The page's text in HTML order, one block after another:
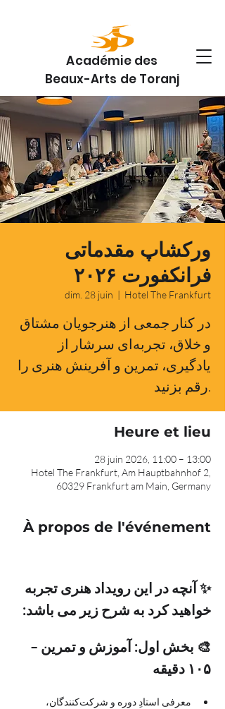
Académie des
Beaux-Arts de Toranj
ورکشاپ مقدماتی
فرانکفورت ۲۰۲۶
dim. 28 juin
  |
Hotel The Frankfurt
در کنار جمعی از هنرجویان مشتاق
و خلاق، تجربه‌ای سرشار از
یادگیری، تمرین و آفرینش هنری را
رقم بزنید.
Heure et lieu
28 juin 2026, 11:00 – 13:00
Hotel The Frankfurt, Am Hauptbahnhof 2,
60329 Frankfurt am Main, Germany
À propos de l'événement
✨ آنچه در این رویداد هنری تجربه
خواهید کرد به شرح زیر می باشد:
🎨 بخش اول: آموزش و تمرین –
۱۰۵ دقیقه
معرفی استادِ دوره و شرکت‌کنندگان،